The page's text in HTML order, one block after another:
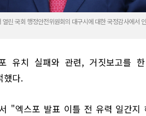
린 국회 행정안전위원회의 대구시에 대한 국정감사에서
유치 실패와 관련, 거짓보고를
했다.
"엑스포 발표 이틀 전 유력 일간지